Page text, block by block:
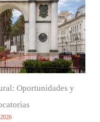
Oportunidades y